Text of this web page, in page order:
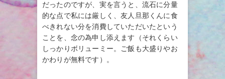
だったのですが、実を言うと、流石に分量
的な点で私には厳しく、友人旦那くんに食
べきれない分を消費していただいたという
ことを、念の為申し添えます（それくらい
しっかりボリューミー。ご飯も大盛りやお
かわりが無料です）。